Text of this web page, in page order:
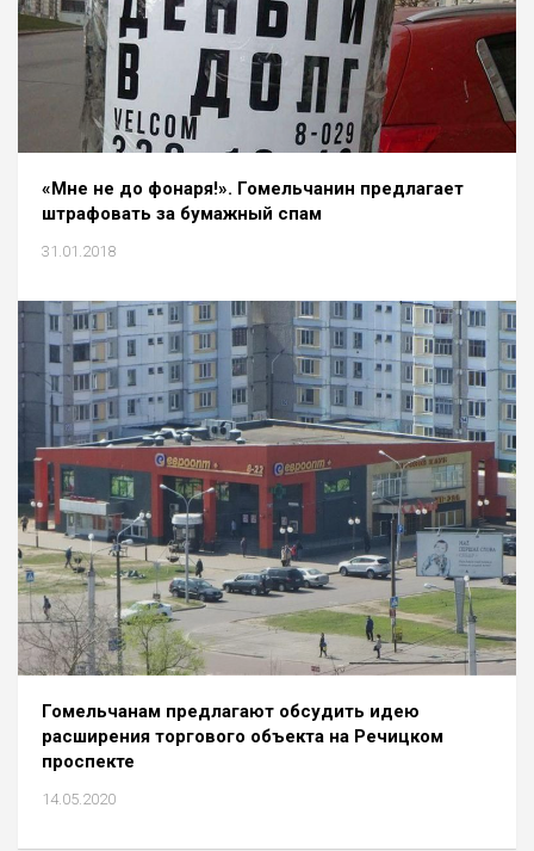
«Мне не до фонаря!». Гомельчанин предлагает
штрафовать за бумажный спам
31.01.2018
Гомельчанам предлагают обсудить идею
расширения торгового объекта на Речицком
проспекте
14.05.2020